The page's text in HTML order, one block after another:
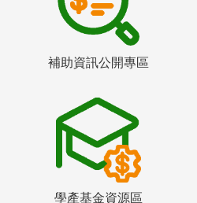
補助資訊公開專區
學產基金資源區